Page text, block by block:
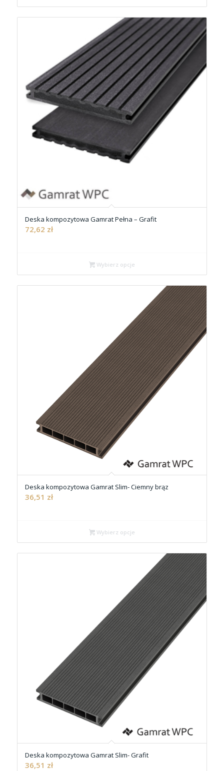
Deska kompozytowa Gamrat Pełna – Grafit
72,62 zł
Wybierz opcje
Deska kompozytowa Gamrat Slim- Ciemny brąz
36,51 zł
Wybierz opcje
Deska kompozytowa Gamrat Slim- Grafit
36,51 zł